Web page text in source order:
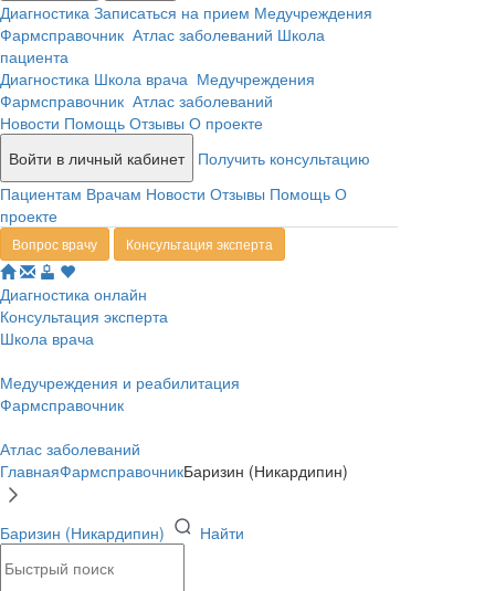
Диагностика Записаться на прием Медучреждения
Фармсправочник Атлас заболеваний Школа
пациента
Диагностика Школа врача Медучреждения
Фармсправочник Атлас заболеваний
Новости Помощь Отзывы О проекте
Войти в личный кабинет
Получить консультацию
Пациентам Врачам Новости Отзывы Помощь О
проекте
Вопрос врачу Консультация эксперта
Диагностика онлайн
Консультация эксперта
Школа врача
Медучреждения и реабилитация
Фармсправочник
Атлас заболеваний
ГлавнаяФармсправочникБаризин (Никардипин)
Баризин (Никардипин) Найти